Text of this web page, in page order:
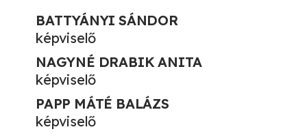
BATTYÁNYI SÁNDOR
képviselő
NAGYNÉ DRABIK ANITA
képviselő
PAPP MÁTÉ BALÁZS
képviselő